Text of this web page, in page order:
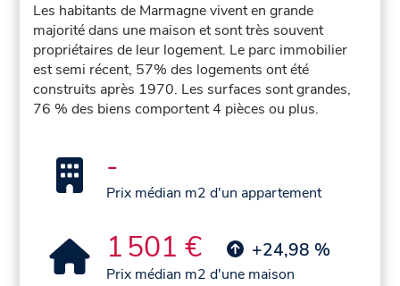
Les habitants de Marmagne vivent en grande
majorité dans une maison et sont très souvent
propriétaires de leur logement. Le parc immobilier
est semi récent, 57% des logements ont été
construits après 1970. Les surfaces sont grandes,
76 % des biens comportent 4 pièces ou plus.
-
Prix médian m2 d'un appartement
1 501 € +24,98 %
Prix médian m2 d'une maison